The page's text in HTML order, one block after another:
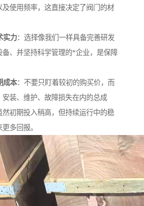
及使用频率，这直接决定了阀门的材
实力：选择像我们一样具备完善研发
备、并坚持科学管理的*企业，是保障
成本：不要只盯着较初的购买价，而
安装、维护、故障损失在内的总成
初期投入稍高，但持续运行中的稳
多回报。